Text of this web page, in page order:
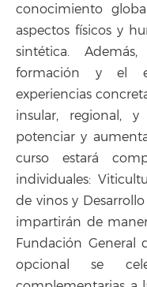
conocimiento
aspectos físicos y
sintética.
formación y el
experiencias
insular, regional,
potenciar y
curso estará
individuales:
de vinos y
impartirán de
Fundación General
opcional se